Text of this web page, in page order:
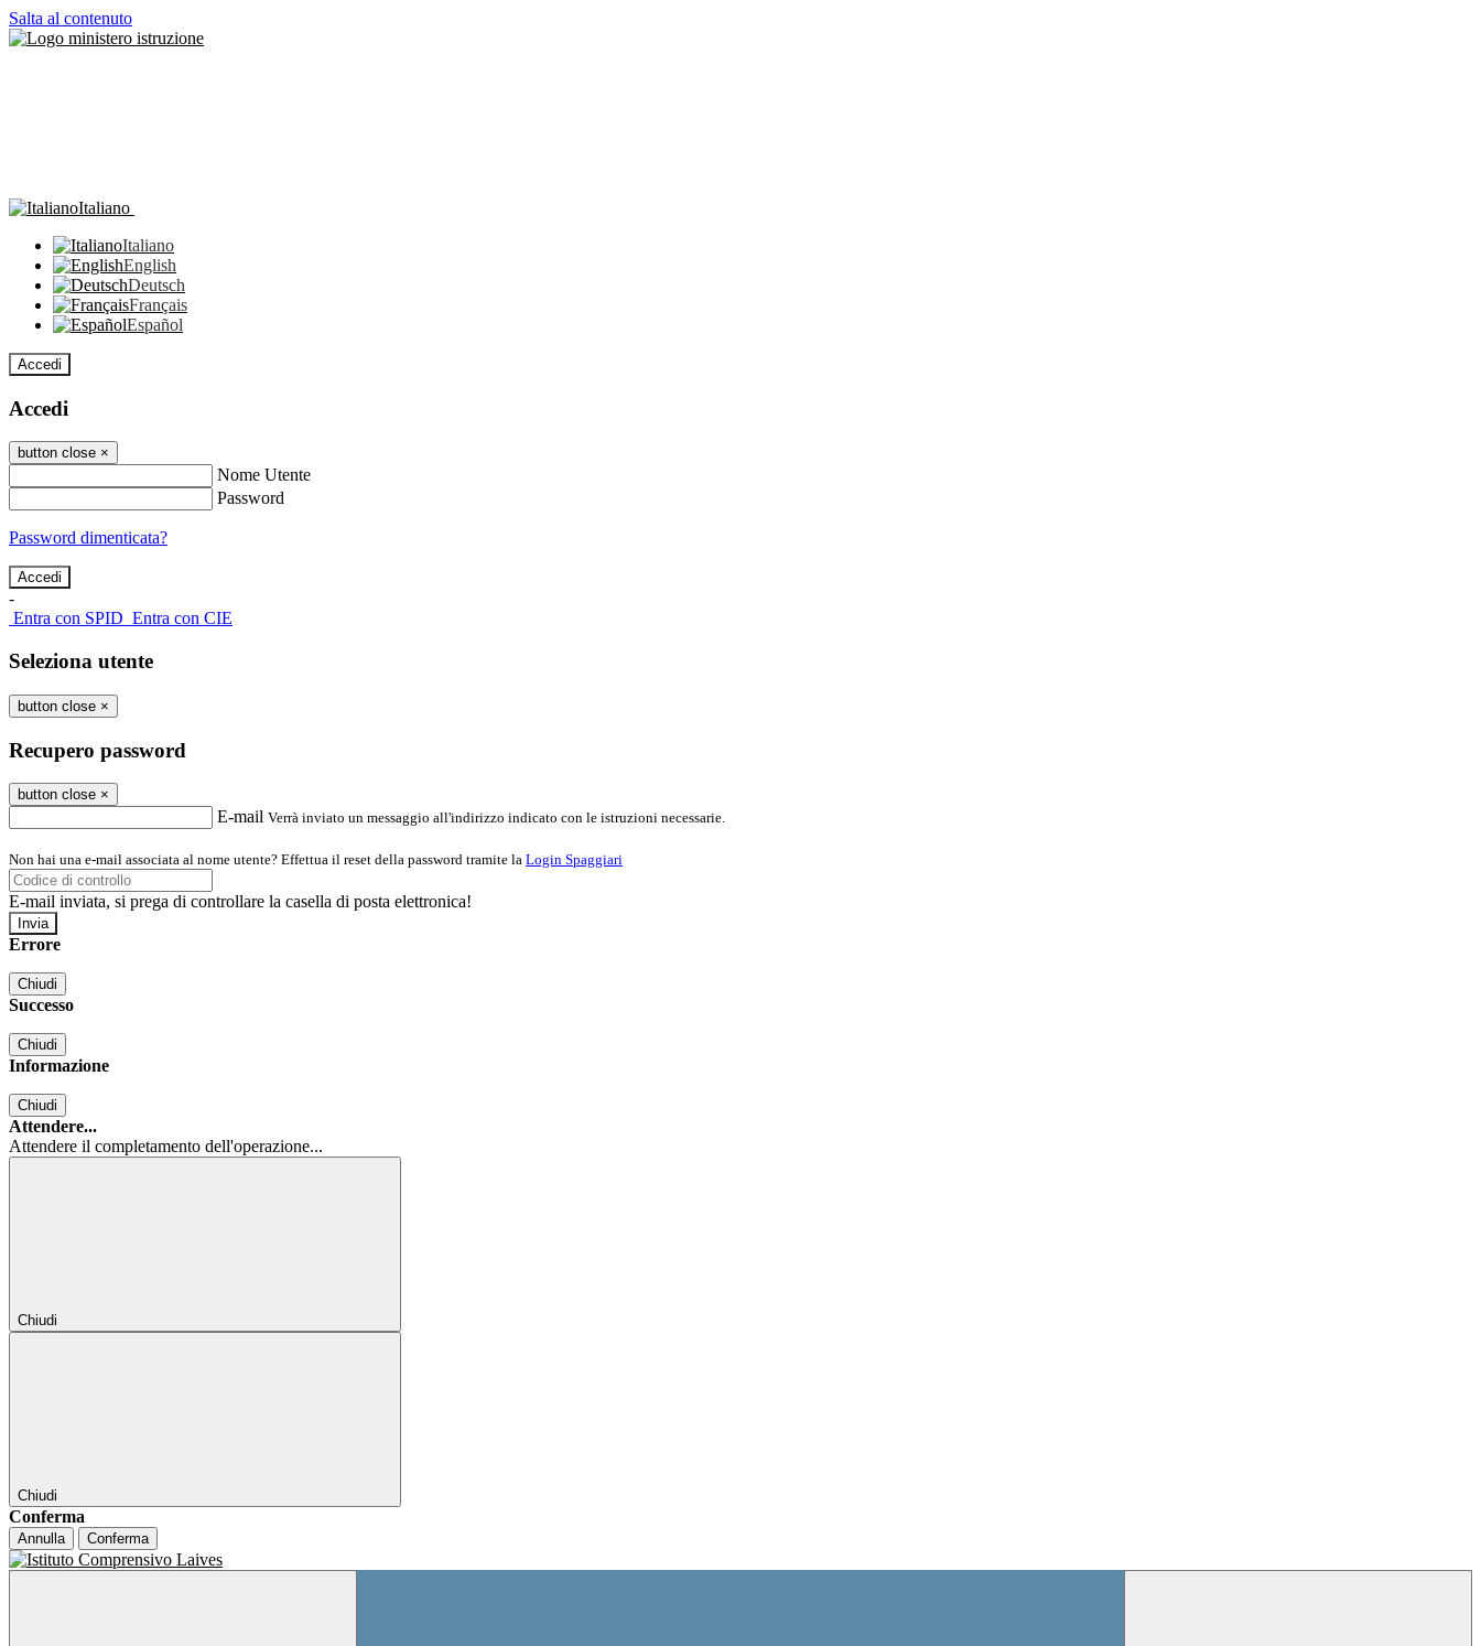
Salta al contenuto
Italiano
Italiano
English
Deutsch
Français
Español
Accedi
Accedi
button close ×
Nome Utente
Password
Password dimenticata?
-
Entra con SPID Entra con CIE
Seleziona utente
button close ×
Recupero password
button close ×
E-mail Verrà inviato un messaggio all'indirizzo indicato con le istruzioni necessarie.
Non hai una e-mail associata al nome utente? Effettua il reset della password tramite la Login Spaggiari
E-mail inviata, si prega di controllare la casella di posta elettronica!
Errore
Chiudi
Successo
Chiudi
Informazione
Chiudi
Attendere...
Attendere il completamento dell'operazione...
Chiudi
Chiudi
Conferma
Annulla Conferma